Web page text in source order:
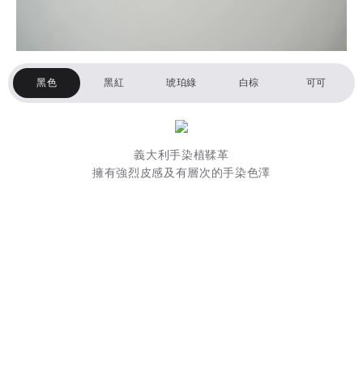
黑色 黑紅 琥珀綠 白棕 可可
義大利手染植鞣革
擁有強烈皮感及有層次的手染色澤